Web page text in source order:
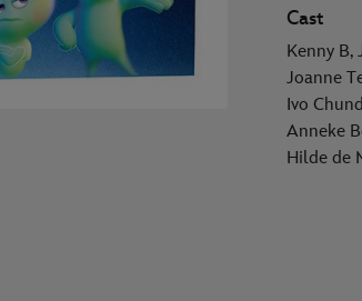
Cast
Kenny B,
Joanne
Ivo
Anneke
Hilde de